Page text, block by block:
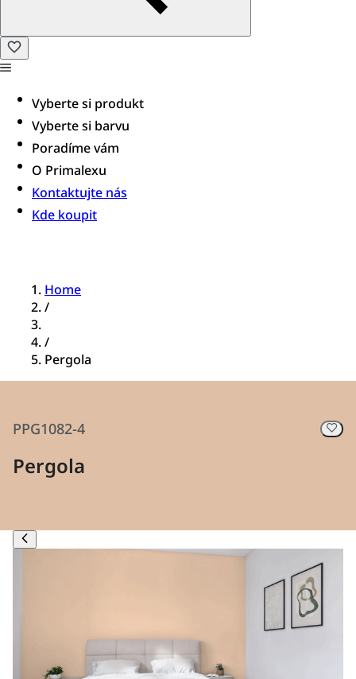
Vyberte si produkt
Vyberte si barvu
Poradíme vám​
O Primalexu
Kontaktujte nás
Kde koupit
Home
/
/
Pergola
PPG1082-4
Pergola